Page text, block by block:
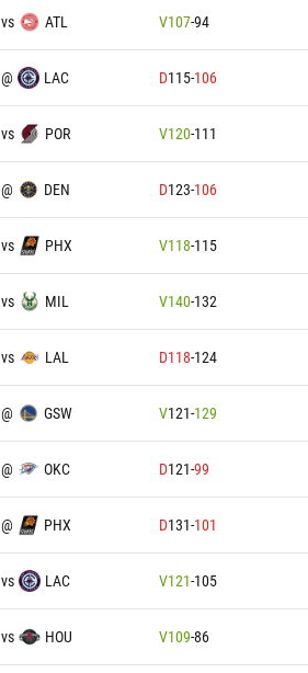
vs ATL V107-94
@ LAC D115-106
vs POR V120-111
@ DEN D123-106
vs PHX V118-115
vs MIL V140-132
vs LAL D118-124
@ GSW V121-129
@ OKC D121-99
@ PHX D131-101
vs LAC V121-105
vs HOU V109-86